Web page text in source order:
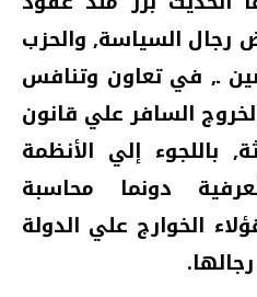
رجال السياسة‏,‏ والحزب
ـ‏,‏ في تعاون وتنافس
السافر علي قانون
باللجوء إلي الأنظمة
دونما محاسبة
الخوارج علي الدولة